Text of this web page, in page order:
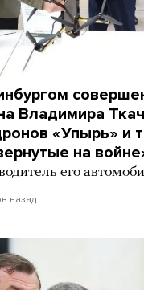
Владимира
«Упырь» и
на
его
назад